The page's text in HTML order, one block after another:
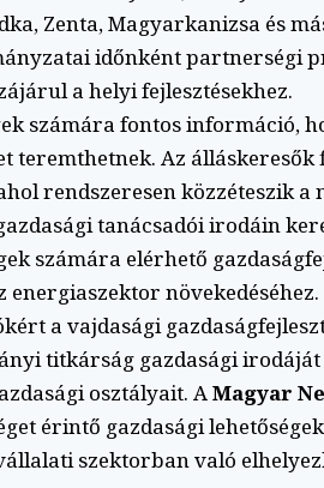
Zenta, Magyarkanizsa és
időnként partnerségi
a helyi fejlesztésekhez.
számára fontos információ,
teremthetnek. Az
rendszeresen közzéteszik
tanácsadói irodáin
számára elérhető
energiaszektor növekedéséhez.
a vajdasági
titkárság gazdasági
osztályait. AMagyar
érintő gazdasági
szektorban való